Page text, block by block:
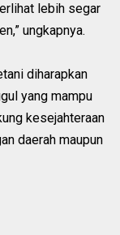
lebih segar
ungkapnya.
diharapkan
yang mampu
kesejahteraan
daerah maupun